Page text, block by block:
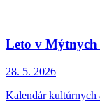
Leto v
28. 5. 2026
Kalendár kultúrnych